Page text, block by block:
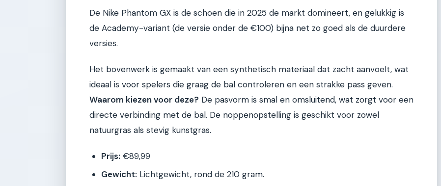
De Nike Phantom GX is de schoen die in 2025 de markt domineert, en gelukkig is
de Academy-variant (de versie onder de €100) bijna net zo goed als de duurdere
versies.
Het bovenwerk is gemaakt van een synthetisch materiaal dat zacht aanvoelt, wat
ideaal is voor spelers die graag de bal controleren en een strakke pass geven.
Waarom kiezen voor deze? De pasvorm is smal en omsluitend, wat zorgt voor een
directe verbinding met de bal. De noppenopstelling is geschikt voor zowel
natuurgras als stevig kunstgras.
Prijs: €89,99
Gewicht: Lichtgewicht, rond de 210 gram.